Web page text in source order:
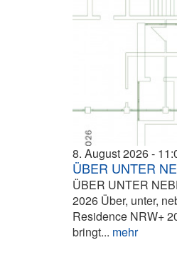
8. August 2026
ÜBER UNTER
ÜBER UNTER
2026 Über, unter,
Residence NRW+
bringt... mehr